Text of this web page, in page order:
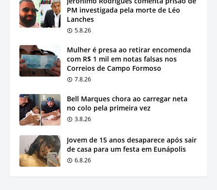
PM investigada pela morte de Léo
Lanches
5.8.26
Mulher é presa ao retirar encomenda
com R$ 1 mil em notas falsas nos
Correios de Campo Formoso
7.8.26
Bell Marques chora ao carregar neta
no colo pela primeira vez
3.8.26
Jovem de 15 anos desaparece após sair
de casa para um festa em Eunápolis
6.8.26